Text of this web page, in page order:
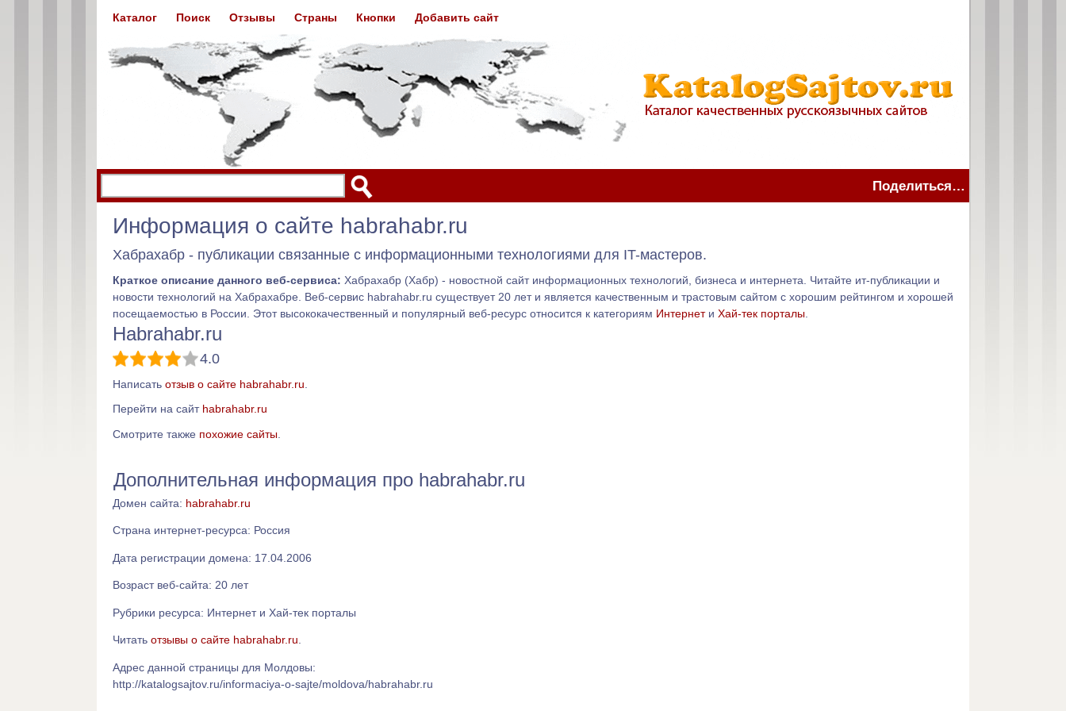
Информация о сайте habrahabr.ru
Хабрахабр - публикации связанные с информационными технологиями для IT-мастеров.
Краткое описание данного веб-сервиса: Хабрахабр (Хабр) - новостной сайт информационных технологий, бизнеса и интернета. Читайте ит-публикации и
новости технологий на Хабрахабре. Веб-сервис habrahabr.ru существует 20 лет и является качественным и трастовым сайтом с хорошим рейтингом и хорошей
посещаемостью в России. Этот высококачественный и популярный веб-ресурс относится к категориям Интернети Хай-тек порталы
Habrahabr.ru
4.0
Написать отзыв о сайте habrahabr.ru
Перейти на сайт habrahabr.ru
Смотрите также похожие сайты
Дополнительная информация про habrahabr.ru
Домен сайта: habrahabr.ru
Страна интернет-ресурса: Россия
Дата регистрации домена: 17.04.2006
Возраст веб-сайта: 20 лет
Рубрики ресурса: Интернет и Хай-тек порталы
Читать отзывы о сайте habrahabr.ru
Адрес данной страницы для Молдовы:
http://katalogsajtov.ru/informaciya-o-sajte/moldova/habrahabr.ru
Каталог Поиск Отзывы Страны Кнопки Добавить сайт
Поделиться…